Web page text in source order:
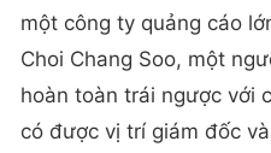
một công ty quảng cáo
Choi Chang Soo, một
hoàn toàn trái ngược với
có được vị trí giám đốc